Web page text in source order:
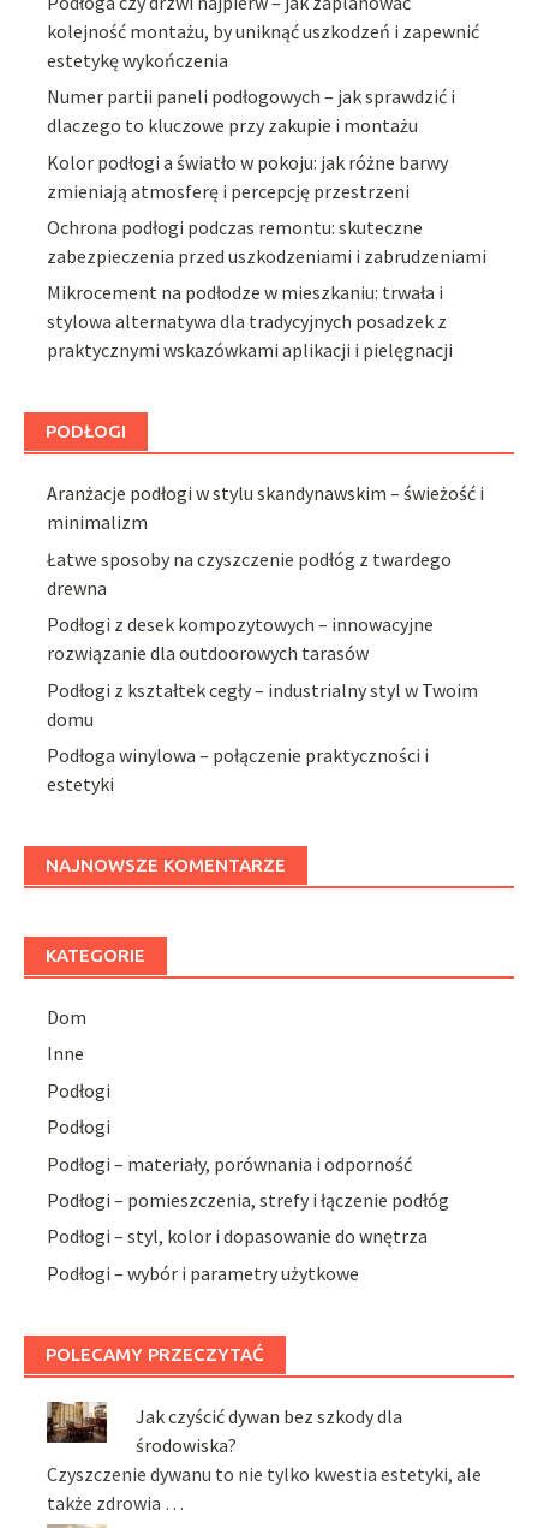
kolejność montażu, by uniknąć uszkodzeń i zapewnić
estetykę wykończenia
Numer partii paneli podłogowych – jak sprawdzić i
dlaczego to kluczowe przy zakupie i montażu
Kolor podłogi a światło w pokoju: jak różne barwy
zmieniają atmosferę i percepcję przestrzeni
Ochrona podłogi podczas remontu: skuteczne
zabezpieczenia przed uszkodzeniami i zabrudzeniami
Mikrocement na podłodze w mieszkaniu: trwała i
stylowa alternatywa dla tradycyjnych posadzek z
praktycznymi wskazówkami aplikacji i pielęgnacji
PODŁOGI
Aranżacje podłogi w stylu skandynawskim – świeżość i
minimalizm
Łatwe sposoby na czyszczenie podłóg z twardego
drewna
Podłogi z desek kompozytowych – innowacyjne
rozwiązanie dla outdoorowych tarasów
Podłogi z kształtek cegły – industrialny styl w Twoim
domu
Podłoga winylowa – połączenie praktyczności i
estetyki
NAJNOWSZE KOMENTARZE
KATEGORIE
Dom
Inne
Podłogi
Podłogi
Podłogi – materiały, porównania i odporność
Podłogi – pomieszczenia, strefy i łączenie podłóg
Podłogi – styl, kolor i dopasowanie do wnętrza
Podłogi – wybór i parametry użytkowe
POLECAMY PRZECZYTAĆ
Jak czyścić dywan bez szkody dla
środowiska?
Czyszczenie dywanu to nie tylko kwestia estetyki, ale
także zdrowia …